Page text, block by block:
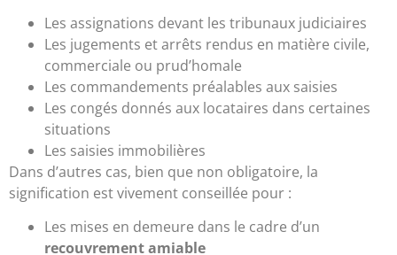
Les assignations devant les tribunaux judiciaires
Les jugements et arrêts rendus en matière civile,
commerciale ou prud’homale
Les commandements préalables aux saisies
Les congés donnés aux locataires dans certaines
situations
Les saisies immobilières
Dans d’autres cas, bien que non obligatoire, la
signification est vivement conseillée pour :
Les mises en demeure dans le cadre d’un
recouvrement amiable